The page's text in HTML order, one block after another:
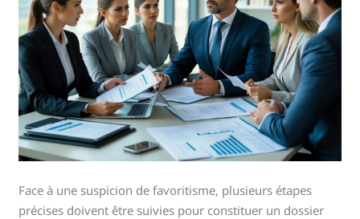
Face à une suspicion de favoritisme, plusieurs étapes
précises doivent être suivies pour constituer un dossier